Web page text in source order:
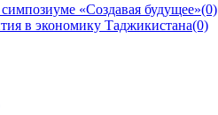
«Создавая будущее»(0)
в экономику Таджикистана(0)